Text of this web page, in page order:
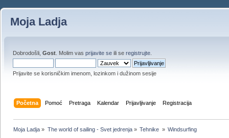
Moja Ladja
Dobrodošli, Gost . Molim vas prijavite se ili se registrujte
Prijavite se korisničkim imenom, lozinkom i dužinom sesije
Početna Pomoć Pretraga Kalendar Prijavljivanje Registracija
Moja Ladja » The world of sailing - Svet jedrenja» Tehnike » Windsurfing